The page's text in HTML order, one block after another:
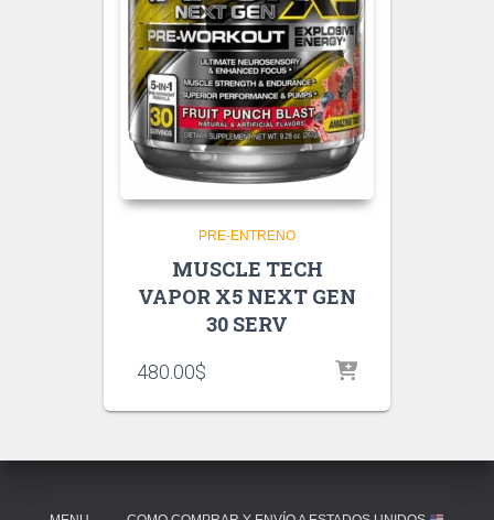
PRE-ENTRENO
MUSCLE TECH
VAPOR X5 NEXT GEN
30 SERV
480.00$